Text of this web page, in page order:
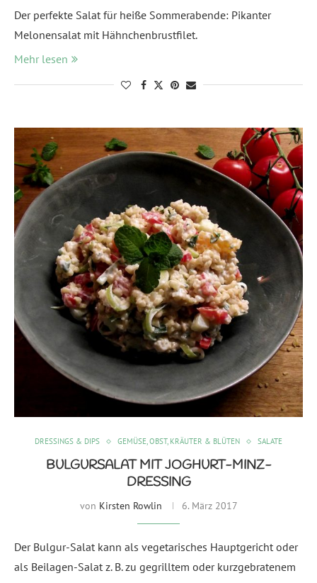
Der perfekte Salat für heiße Sommerabende: Pikanter
Melonensalat mit Hähnchenbrustfilet.
Mehr lesen
DRESSINGS & DIPS GEMÜSE, OBST, KRÄUTER & BLÜTEN SALATE
BULGURSALAT MIT JOGHURT-MINZ-
DRESSING
von Kirsten Rowlin 6. März 2017
Der Bulgur-Salat kann als vegetarisches Hauptgericht oder
als Beilagen-Salat z. B. zu gegrilltem oder kurzgebratenem